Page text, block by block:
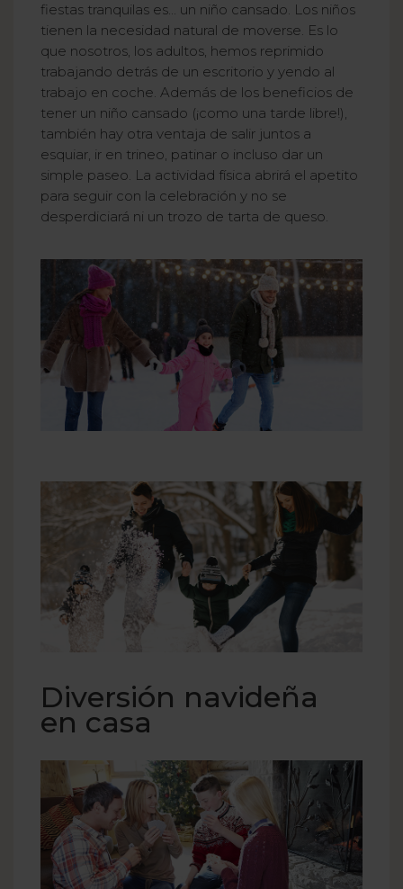
fiestas tranquilas es... un niño cansado. Los niños
tienen la necesidad natural de moverse. Es lo
que nosotros, los adultos, hemos reprimido
trabajando detrás de un escritorio y yendo al
trabajo en coche. Además de los beneficios de
tener un niño cansado (¡como una tarde libre!),
también hay otra ventaja de salir juntos a
esquiar, ir en trineo, patinar o incluso dar un
simple paseo. La actividad física abrirá el apetito
para seguir con la celebración y no se
desperdiciará ni un trozo de tarta de queso.
Diversión navideña
en casa